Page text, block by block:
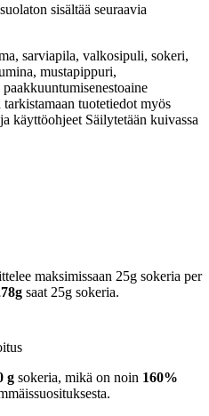
sisältää seuraavia
sarviapila, valkosipuli, sokeri,
mustapippuri,
tuotetiedot myös
käyttöohjeet Säilytetään kuivassa
maksimissaan 25g sokeria per
saat 25g sokeria.
g sokeria, mikä on noin 160%